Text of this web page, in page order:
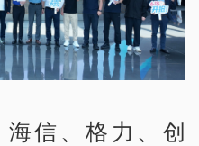
信、格力、创